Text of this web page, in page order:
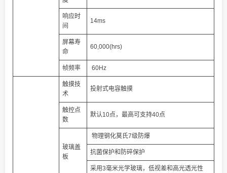
响应时
间
14ms
屏幕寿
命
60,000(hrs)
帧频率 60Hz
触摸技
术
投射式电容触摸
触控点
数
默认10点，最高可支持40点
玻璃盖
板
物理钢化莫氏7级防爆
抗菌保护和防碎保护
采用3毫米光学玻璃，低视差和高光透光性